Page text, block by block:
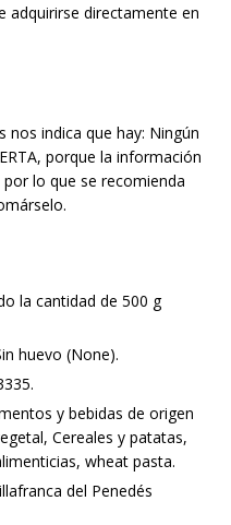
adquirirse directamente en
indica que hay: Ningún
porque la información
lo que se recomienda
la cantidad de 500 g
huevo (None).
y bebidas de origen
Cereales y patatas,
wheat pasta.
del Penedés